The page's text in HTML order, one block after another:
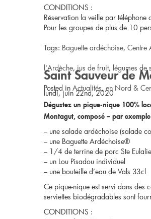
CONDITIONS :
Réservation la veille par
Pour les groupes de plus de 10
Tags: Baguette ardéchoise, Centre
l'Ardèche,jus de fruit, légumes de
Posted in Actualités, en Nord &
Saint Sauveur de
lundi, juin 22nd, 2020
Dégustez un pique-nique 100%
Montagut, composé – par exemple
– une salade ardéchoise (salade
– une Baguette Ardéchoise®
– 1/4 de terrine de porc Ste
– un Lou Pisadou individuel
– une bouteille d’eau de Vals 33cl
Ce pique-nique est servi dans des
serviettes biodégradables sont
CONDITIONS :